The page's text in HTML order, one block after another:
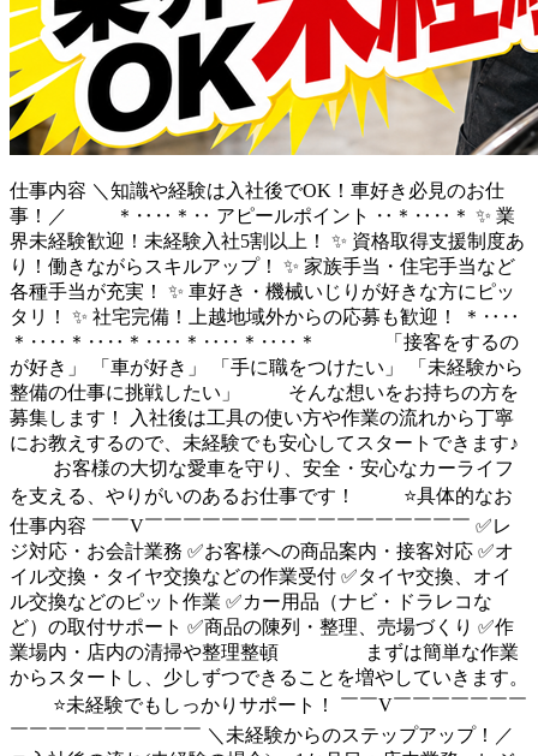
仕事内容 ＼知識や経験は入社後でOK！車好き必見のお仕
事！／ ＊‥‥＊‥ アピールポイント ‥＊‥‥＊ ✨ 業
界未経験歓迎！未経験入社5割以上！ ✨ 資格取得支援制度あ
り！働きながらスキルアップ！ ✨ 家族手当・住宅手当など
各種手当が充実！ ✨ 車好き・機械いじりが好きな方にピッ
タリ！ ✨ 社宅完備！上越地域外からの応募も歓迎！ ＊‥‥
＊‥‥＊‥‥＊‥‥＊‥‥＊‥‥＊ 「接客をするの
が好き」 「車が好き」 「手に職をつけたい」 「未経験から
整備の仕事に挑戦したい」 そんな想いをお持ちの方を
募集します！ 入社後は工具の使い方や作業の流れから丁寧
にお教えするので、未経験でも安心してスタートできます♪
お客様の大切な愛車を守り、安全・安心なカーライフ
を支える、やりがいのあるお仕事です！ ⭐具体的なお
仕事内容 ￣￣V￣￣￣￣￣￣￣￣￣￣￣￣￣￣￣￣￣ ✅レ
ジ対応・お会計業務 ✅お客様への商品案内・接客対応 ✅オ
イル交換・タイヤ交換などの作業受付 ✅タイヤ交換、オイ
ル交換などのピット作業 ✅カー用品（ナビ・ドラレコな
ど）の取付サポート ✅商品の陳列・整理、売場づくり ✅作
業場内・店内の清掃や整理整頓 まずは簡単な作業
からスタートし、少しずつできることを増やしていきます。
⭐未経験でもしっかりサポート！ ￣￣V￣￣￣￣￣￣￣
￣￣￣￣￣￣￣￣￣￣ ＼未経験からのステップアップ！／